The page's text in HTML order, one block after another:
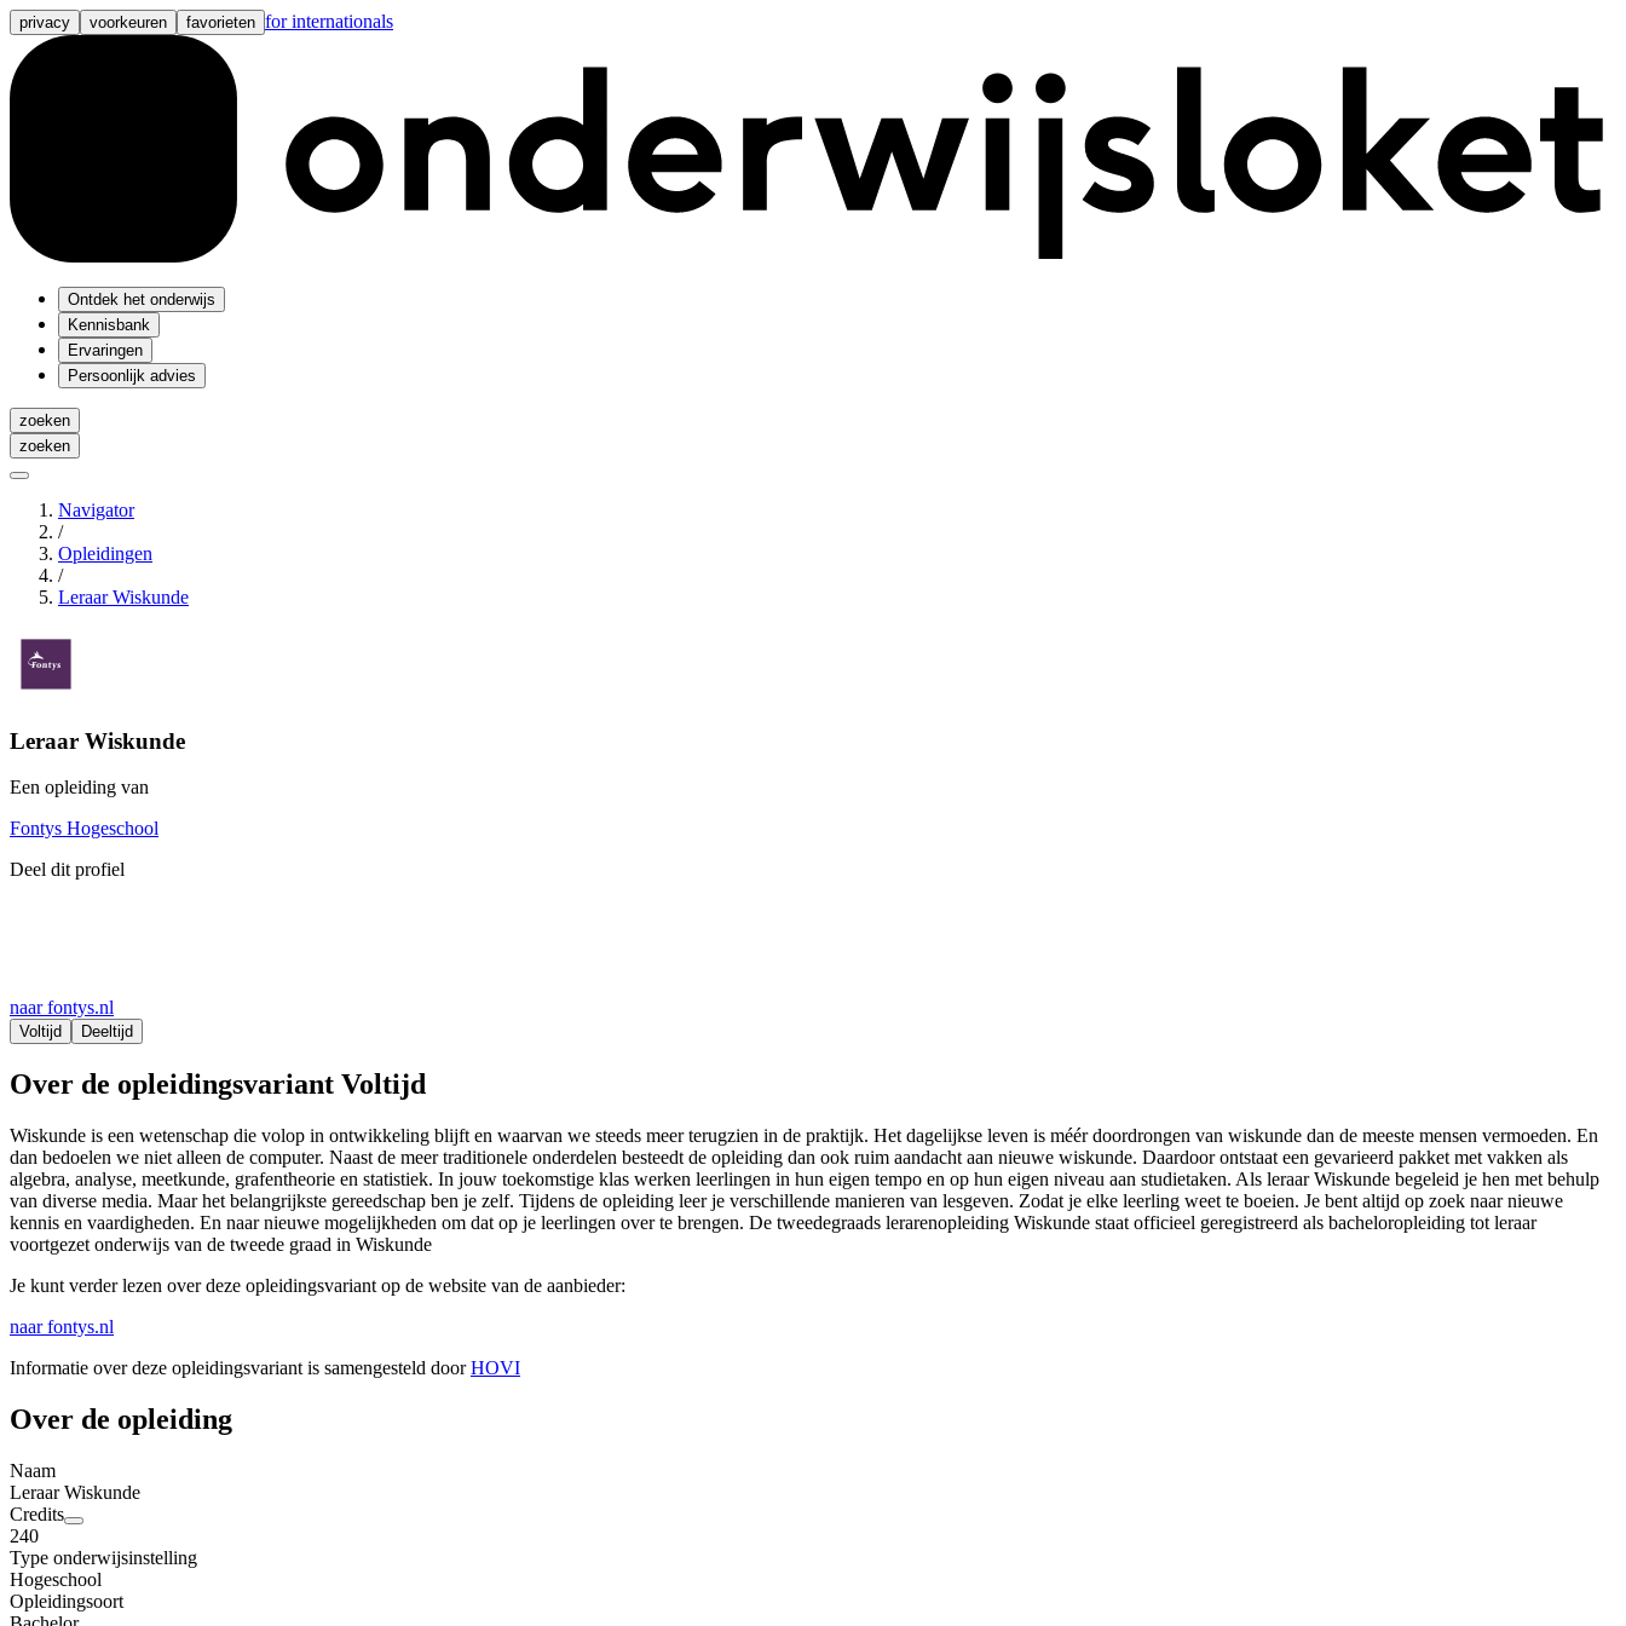
privacy voorkeuren favorieten for internationals
Ontdek het onderwijs
Kennisbank
Ervaringen
Persoonlijk advies
zoeken
zoeken
Navigator
/
Opleidingen
/
Leraar Wiskunde
Leraar Wiskunde
Een opleiding van
Fontys Hogeschool
Deel dit profiel
naar fontys.nl
Voltijd Deeltijd
Over de opleidingsvariant Voltijd
Wiskunde is een wetenschap die volop in ontwikkeling blijft en waarvan we steeds meer terugzien in de praktijk. Het dagelijkse leven is méér doordrongen van wiskunde dan de meeste mensen vermoeden. En
dan bedoelen we niet alleen de computer. Naast de meer traditionele onderdelen besteedt de opleiding dan ook ruim aandacht aan nieuwe wiskunde. Daardoor ontstaat een gevarieerd pakket met vakken als
algebra, analyse, meetkunde, grafentheorie en statistiek. In jouw toekomstige klas werken leerlingen in hun eigen tempo en op hun eigen niveau aan studietaken. Als leraar Wiskunde begeleid je hen met behulp
van diverse media. Maar het belangrijkste gereedschap ben je zelf. Tijdens de opleiding leer je verschillende manieren van lesgeven. Zodat je elke leerling weet te boeien. Je bent altijd op zoek naar nieuwe
kennis en vaardigheden. En naar nieuwe mogelijkheden om dat op je leerlingen over te brengen. De tweedegraads lerarenopleiding Wiskunde staat officieel geregistreerd als bacheloropleiding tot leraar
voortgezet onderwijs van de tweede graad in Wiskunde
Je kunt verder lezen over deze opleidingsvariant op de website van de aanbieder:
naar fontys.nl
Informatie over deze opleidingsvariant is samengesteld doorHOVI
Over de opleiding
Naam
Leraar Wiskunde
Credits
240
Type onderwijsinstelling
Hogeschool
Opleidingsoort